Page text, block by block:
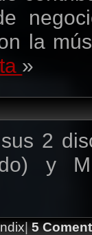
la
»
2
y
| 5